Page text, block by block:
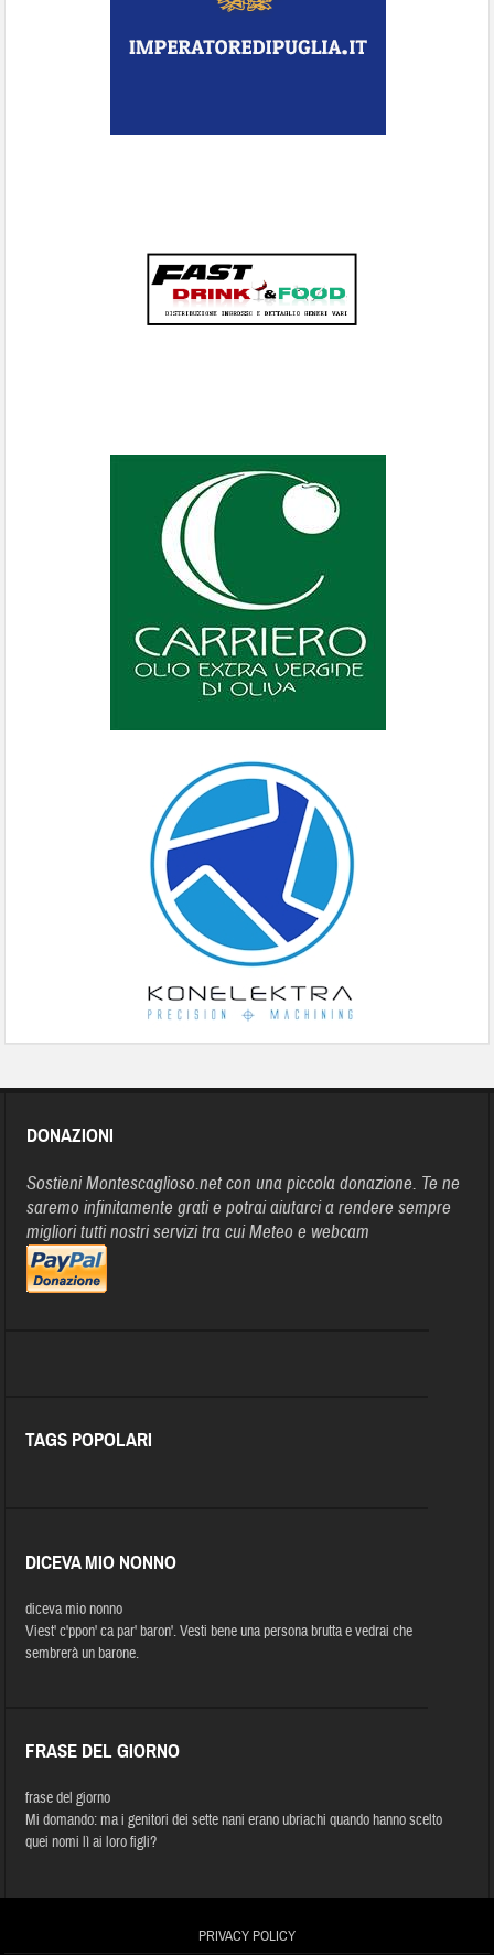
DONAZIONI
Sostieni Montescaglioso.net con una piccola donazione. Te ne
saremo infinitamente grati e potrai aiutarci a rendere sempre
migliori tutti nostri servizi tra cui Meteo e webcam
TAGS POPOLARI
DICEVA MIO NONNO
diceva mio nonno
Viest' c'ppon' ca par' baron'. Vesti bene una persona brutta e vedrai che
sembrerà un barone.
FRASE DEL GIORNO
frase del giorno
Mi domando: ma i genitori dei sette nani erano ubriachi quando hanno scelto
quei nomi lì ai loro figli?
PRIVACY POLICY